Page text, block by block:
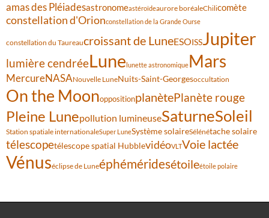
amas des Pléiadesastronomeastéroïdeaurore boréaleChilicomète
constellation d'Orionconstellation de la Grande Ourse
constellation du Taureaucroissant de LuneESOISSJupiter
lumière cendréeLune lunette astronomiqueMars
MercureNASANouvelle LuneNuits-Saint-Georgesoccultation
On the MoonoppositionplanètePlanète rouge
Pleine Lunepollution lumineuseSaturneSoleil
Station spatiale internationaleSuper LuneSystème solaireSélénétache solaire
télescopetélescope spatial HubblevidéoVLTVoie lactée
Vénuséclipse de Luneéphéméridesétoileétoile polaire